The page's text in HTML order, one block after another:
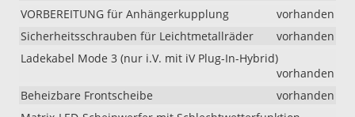
VORBEREITUNG für Anhängerkupplung
vorhanden
Sicherheitsschrauben für Leichtmetallräder
vorhanden
Ladekabel Mode 3 (nur i.V. mit iV Plug-In-Hybrid)
vorhanden
Beheizbare Frontscheibe
vorhanden